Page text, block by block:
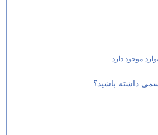
موجود دارد
داشته باشید؟